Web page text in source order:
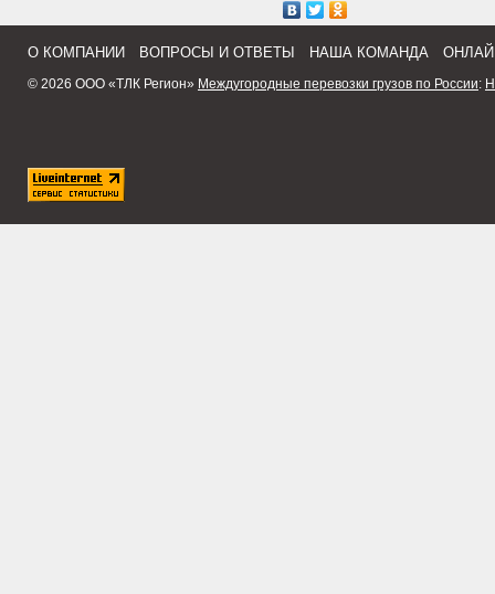
О КОМПАНИИ ВОПРОСЫ И ОТВЕТЫ НАША КОМАНДА
© 2026 ООО «ТЛК Регион» Междугородные перевозки грузов по России: